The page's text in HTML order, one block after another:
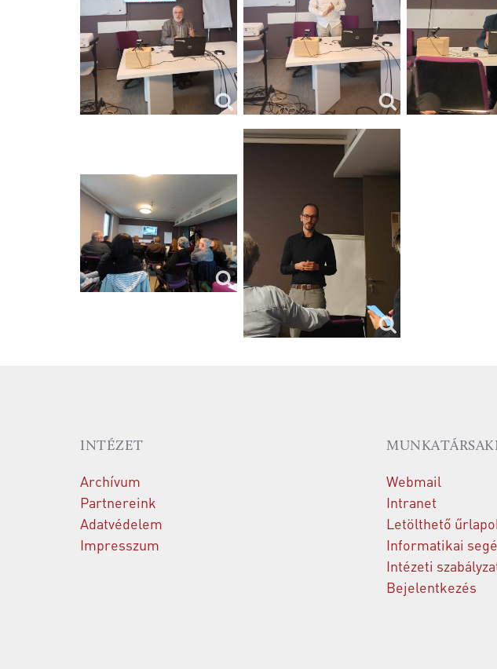
INTÉZET
Archívum
Partnereink
Adatvédelem
Impresszum
Webmail
Intranet
Letölthető
Informatikai
Intézeti
Bejelentkezés